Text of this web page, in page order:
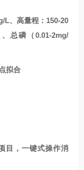
L、高量程：150-20
总磷（0.01-2mg/
拟合
目，一键式操作消